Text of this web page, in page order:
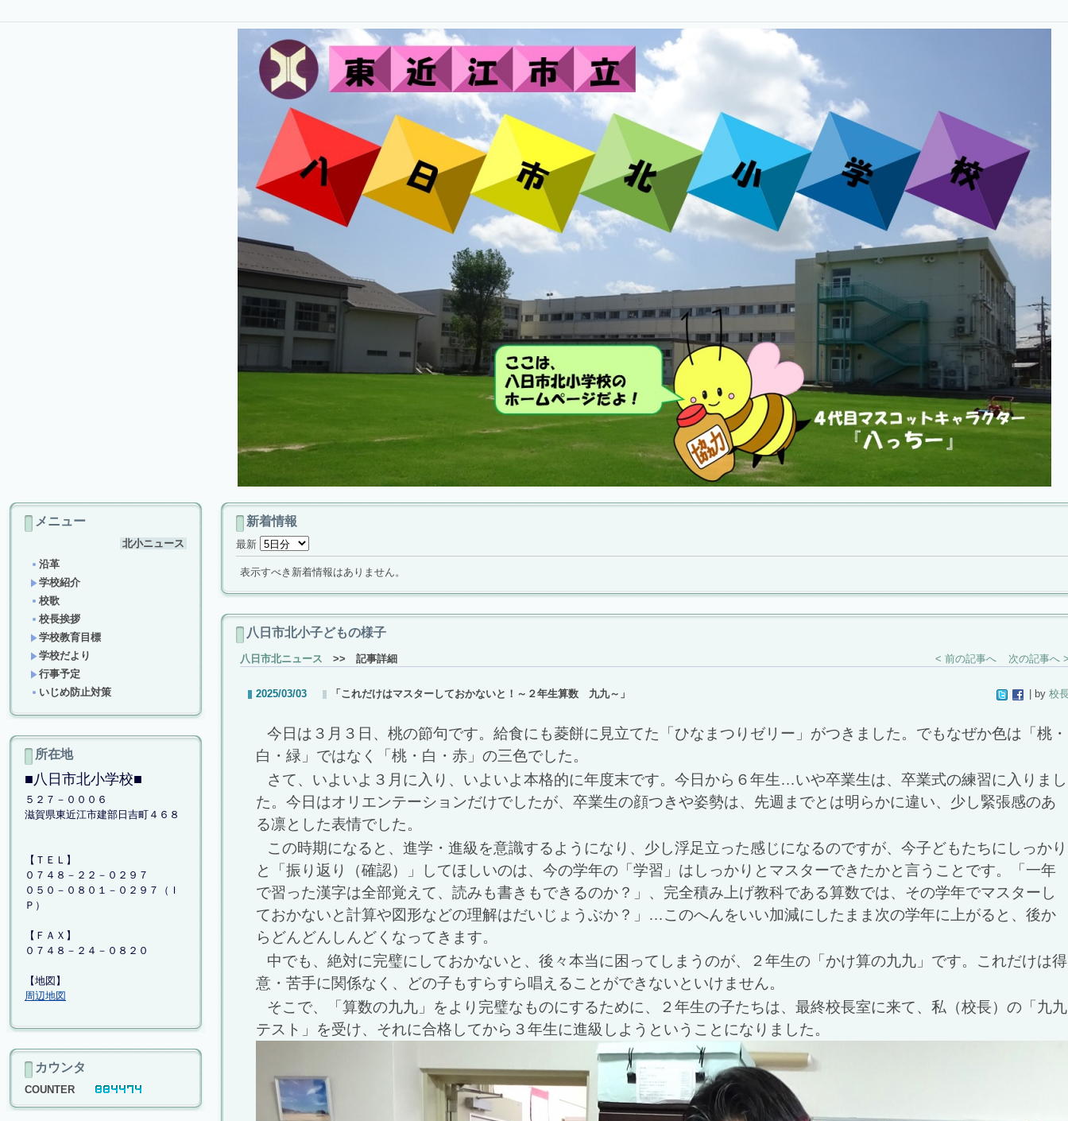
メニュー
北小ニュース
沿革
学校紹介
校歌
校長挨拶
学校教育目標
学校だより
行事予定
いじめ防止対策
所在地
■八日市北小学校■
５２７－０００６
滋賀県東近江市建部日吉町４６８
【ＴＥＬ】
０７４８－２２－０２９７
０５０－０８０１－０２９７（Ｉ
Ｐ）
【ＦＡＸ】
０７４８－２４－０８２０
【地図】
周辺地図
カウンタ
COUNTER
新着情報
最新
表示すべき新着情報はありません。
八日市北小子どもの様子
八日市北ニュース >> 記事詳細 < 前の記事へ 次の記事へ
2025/03/03 「これだけはマスターしておかないと！～２年生算数 九九～」 | by 校
今日は３月３日、桃の節句です。給食にも菱餅に見立てた「ひなまつりゼリー」がつきました。でもなぜか色は「桃・
白・緑」ではなく「桃・白・赤」の三色でした。
さて、いよいよ３月に入り、いよいよ本格的に年度末です。今日から６年生…いや卒業生は、卒業式の練習に入りまし
た。今日はオリエンテーションだけでしたが、卒業生の顔つきや姿勢は、先週までとは明らかに違い、少し緊張感のあ
る凛とした表情でした。
この時期になると、進学・進級を意識するようになり、少し浮足立った感じになるのですが、今子どもたちにしっかり
と「振り返り（確認）」してほしいのは、今の学年の「学習」はしっかりとマスターできたかと言うことです。「一年
で習った漢字は全部覚えて、読みも書きもできるのか？」、完全積み上げ教科である算数では、その学年でマスターし
ておかないと計算や図形などの理解はだいじょうぶか？」…このへんをいい加減にしたまま次の学年に上がると、後か
らどんどんしんどくなってきます。
中でも、絶対に完璧にしておかないと、後々本当に困ってしまうのが、２年生の「かけ算の九九」です。これだけは得
意・苦手に関係なく、どの子もすらすら唱えることができないといけません。
そこで、「算数の九九」をより完璧なものにするために、２年生の子たちは、最終校長室に来て、私（校長）の「九九
テスト」を受け、それに合格してから３年生に進級しようということになりました。